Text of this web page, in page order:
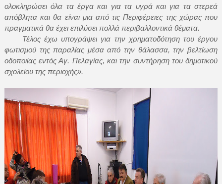
ολοκληρώσει όλα τα έργα και για τα υγρά και για τα στερεά
απόβλητα και θα είναι μια από τις Περιφέρειες της χώρας που
πραγματικά θα έχει επιλύσει πολλά περιβαλλοντικά θέματα.
Τέλος έχω υπογράψει για την χρηματοδότηση του έργου
φωτισμού της παραλίας μέσα από την θάλασσα, την βελτίωση
οδοποιίας εντός Αγ. Πελαγίας, και την συντήρηση του δημοτικού
σχολείου της περιοχής».